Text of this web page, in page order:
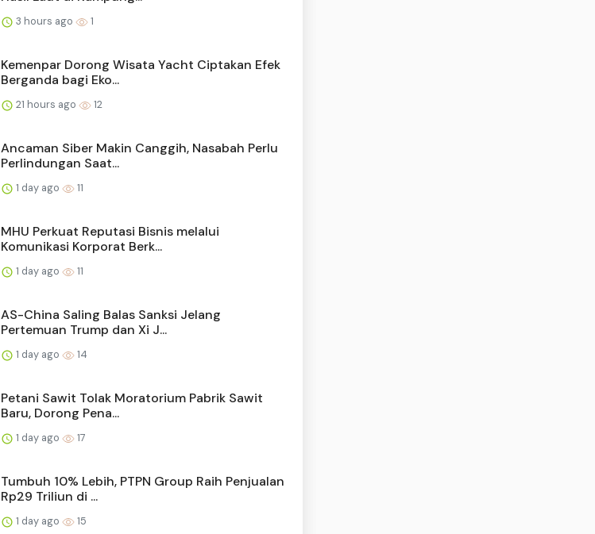
3 hours ago 1
Kemenpar Dorong Wisata Yacht Ciptakan Efek
Berganda bagi Eko...
21 hours ago 12
Ancaman Siber Makin Canggih, Nasabah Perlu
Perlindungan Saat...
1 day ago 11
MHU Perkuat Reputasi Bisnis melalui
Komunikasi Korporat Berk...
1 day ago 11
AS-China Saling Balas Sanksi Jelang
Pertemuan Trump dan Xi J...
1 day ago 14
Petani Sawit Tolak Moratorium Pabrik Sawit
Baru, Dorong Pena...
1 day ago 17
Tumbuh 10% Lebih, PTPN Group Raih Penjualan
Rp29 Triliun di ...
1 day ago 15